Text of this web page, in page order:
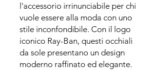
l'accessorio irrinunciabile per chi
vuole essere alla moda con uno
stile inconfondibile. Con il logo
iconico Ray-Ban, questi occhiali
da sole presentano un design
moderno raffinato ed elegante.